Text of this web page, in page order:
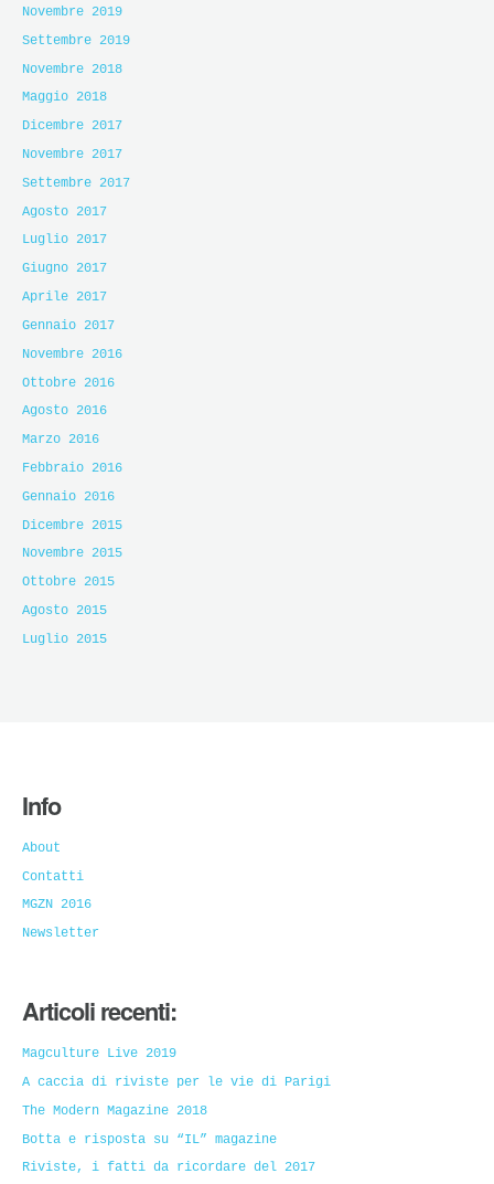
Novembre 2019
Settembre 2019
Novembre 2018
Maggio 2018
Dicembre 2017
Novembre 2017
Settembre 2017
Agosto 2017
Luglio 2017
Giugno 2017
Aprile 2017
Gennaio 2017
Novembre 2016
Ottobre 2016
Agosto 2016
Marzo 2016
Febbraio 2016
Gennaio 2016
Dicembre 2015
Novembre 2015
Ottobre 2015
Agosto 2015
Luglio 2015
Info
About
Contatti
MGZN 2016
Newsletter
Articoli recenti:
Magculture Live 2019
A caccia di riviste per le vie di Parigi
The Modern Magazine 2018
Botta e risposta su “IL” magazine
Riviste, i fatti da ricordare del 2017